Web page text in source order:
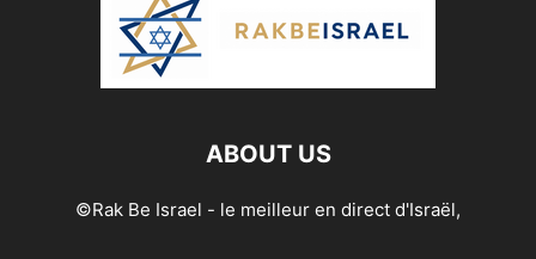
ABOUT US
©Rak Be Israel - le meilleur en direct d'Israël,